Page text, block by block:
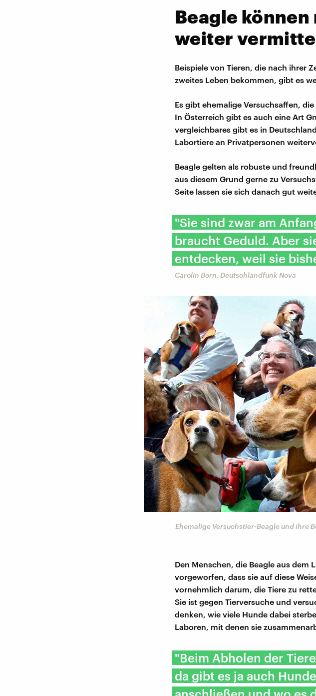
Beagle
weiter
Beispiele von Tieren, die nach ihrer
zweites Leben bekommen, gibt es
Es gibt ehemalige Versuchsaffen,
In Österreich gibt es auch eine Art
vergleichbares gibt es in
Labortiere an Privatpersonen
Beagle gelten als robuste und
aus diesem Grund gerne zu
Seite lassen sie sich danach gut
"Sie sind zwar am
braucht Geduld. Aber
entdecken, weil sie
Carolin Born, Deutschlandfunk Nova
Ehemalige Versuchstier-Beagle und ihre
Den Menschen, die Beagle aus
vorgeworfen, dass sie auf diese
vornehmlich darum, die Tiere zu
Sie ist gegen Tierversuche und
denken, wie viele Hunde dabei
Laboren, mit denen sie
"Beim Abholen der
da gibt es ja auch